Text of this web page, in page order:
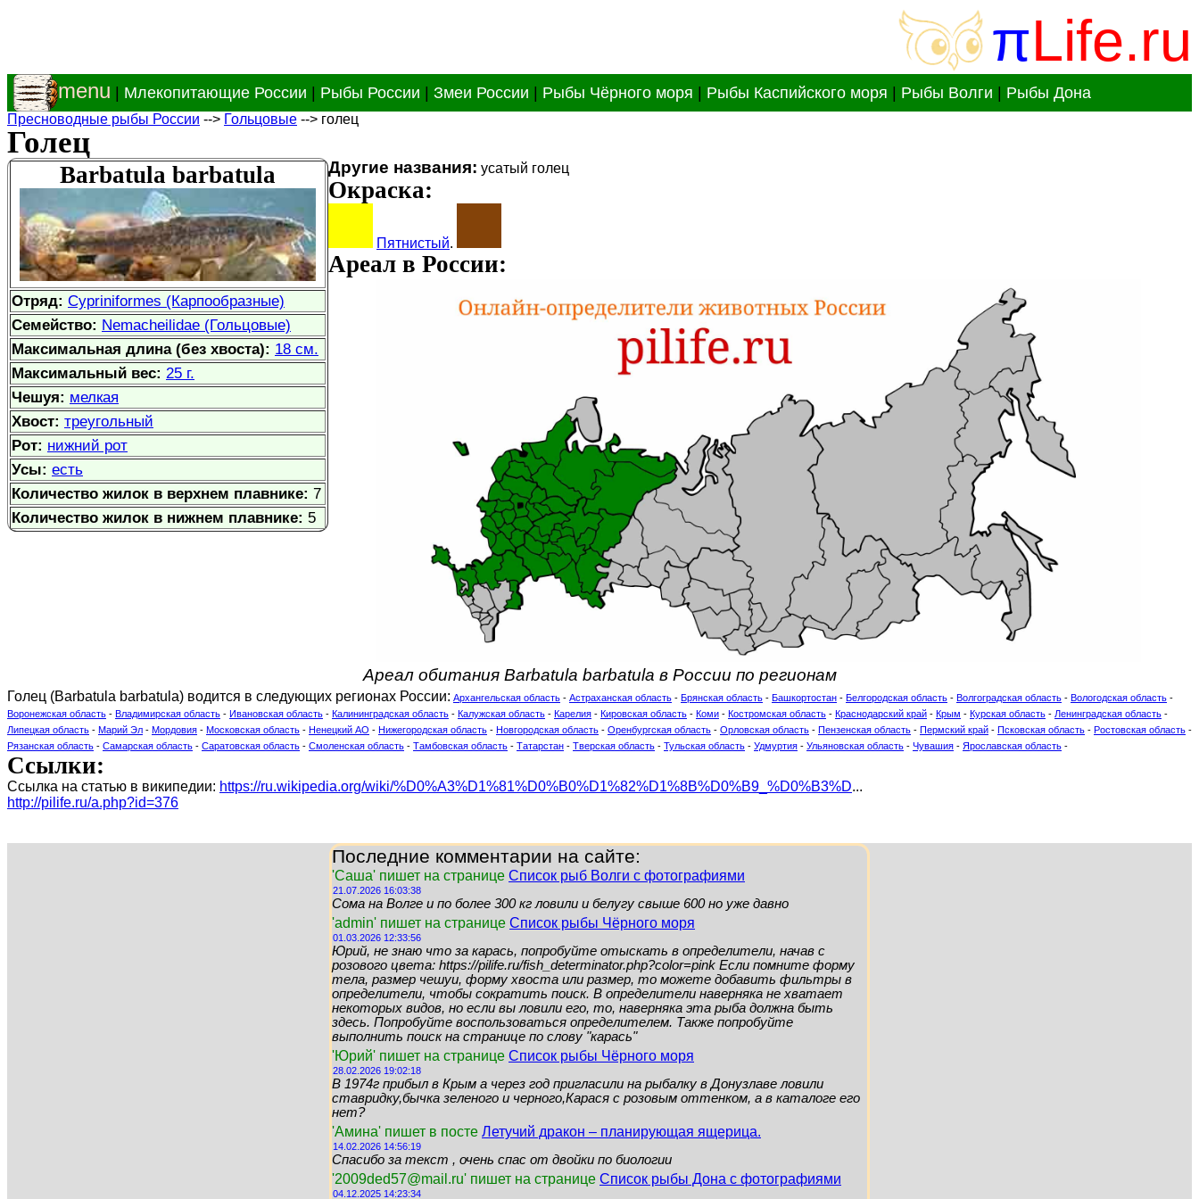
πLife.ru
menu Млекопитающие России Рыбы России Змеи России Рыбы Чёрного моря Рыбы Каспийского моря Рыбы Волги Рыбы Дона
Пресноводные рыбы России --> Гольцовые --> голец
Голец
Другие названия: усатый голец
Barbatula barbatula
Отряд: Cypriniformes (Карпообразные)
Семейство: Nemacheilidae (Гольцовые)
Максимальная длина (без хвоста): 18 см.
Максимальный вес: 25 г.
Чешуя: мелкая
Хвост: треугольный
Рот: нижний рот
Усы: есть
Количество жилок в верхнем плавнике: 7
Количество жилок в нижнем плавнике: 5
Окраска:
Пятнистый.
Ареал в России:
Ареал обитания Barbatula barbatula в России по регионам
Голец (Barbatula barbatula) водится в следующих регионах России: Архангельская область - Астраханская область - Брянская область - Башкортостан - Белгородская область - Волгоградская область - Вологодская область -
Воронежская область - Владимирская область - Ивановская область - Калининградская область - Калужская область - Карелия - Кировская область - Коми - Костромская область - Краснодарский край - Крым - Курская область - Ленинградская область -
Липецкая область - Марий Эл - Мордовия - Московская область - Ненецкий АО - Нижегородская область - Новгородская область - Оренбургская область - Орловская область - Пензенская область - Пермский край - Псковская область - Ростовская область -
Рязанская область - Самарская область - Саратовская область - Смоленская область - Тамбовская область - Татарстан - Тверская область - Тульская область - Удмуртия - Ульяновская область - Чувашия - Ярославская область -
Ссылки:
Ссылка на статью в википедии: https://ru.wikipedia.org/wiki/%D0%A3%D1%81%D0%B0%D1%82%D1%8B%D0%B9_%D0%B3%D...
http://pilife.ru/a.php?id=376
Последние комментарии на сайте:
'Саша' пишет на странице Список рыб Волги с фотографиями
21.07.2026 16:03:38
Сома на Волге и по более 300 кг ловили и белугу свыше 600 но уже давно
'admin' пишет на странице Список рыбы Чёрного моря
01.03.2026 12:33:56
Юрий, не знаю что за карась, попробуйте отыскать в определители, начав с
розового цвета: https://pilife.ru/fish_determinator.php?color=pink Если помните форму
тела, размер чешуи, форму хвоста или размер, то можете добавить фильтры в
определители, чтобы сократить поиск. В определители наверняка не хватает
некоторых видов, но если вы ловили его, то, наверняка эта рыба должна быть
здесь. Попробуйте воспользоваться определителем. Также попробуйте
выполнить поиск на странице по слову "карась"
'Юрий' пишет на странице Список рыбы Чёрного моря
28.02.2026 19:02:18
В 1974г прибыл в Крым а через год пригласили на рыбалку в Донузлаве ловили
ставридку,бычка зеленого и черного,Карася с розовым оттенком, а в каталоге его
нет?
'Амина' пишет в посте Летучий дракон – планирующая ящерица.
14.02.2026 14:56:19
Спасибо за текст , очень спас от двойки по биологии
'2009ded57@mail.ru' пишет на странице Список рыбы Дона с фотографиями
04.12.2025 14:23:34